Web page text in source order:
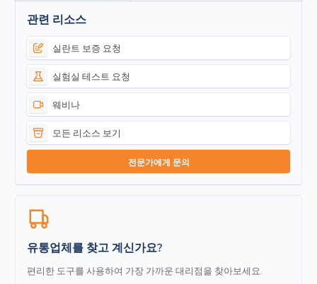
관련 리소스
실란트 보증 요청
실험실 테스트 요청
웨비나
모든 리소스 보기
전문가에게 문의
유통업체를 찾고 계신가요?
편리한 도구를 사용하여 가장 가까운 대리점을 찾아보세요.